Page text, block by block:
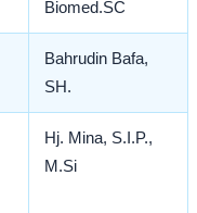
Biomed.SC
Bahrudin Bafa,
SH.
Hj. Mina, S.I.P.,
M.Si